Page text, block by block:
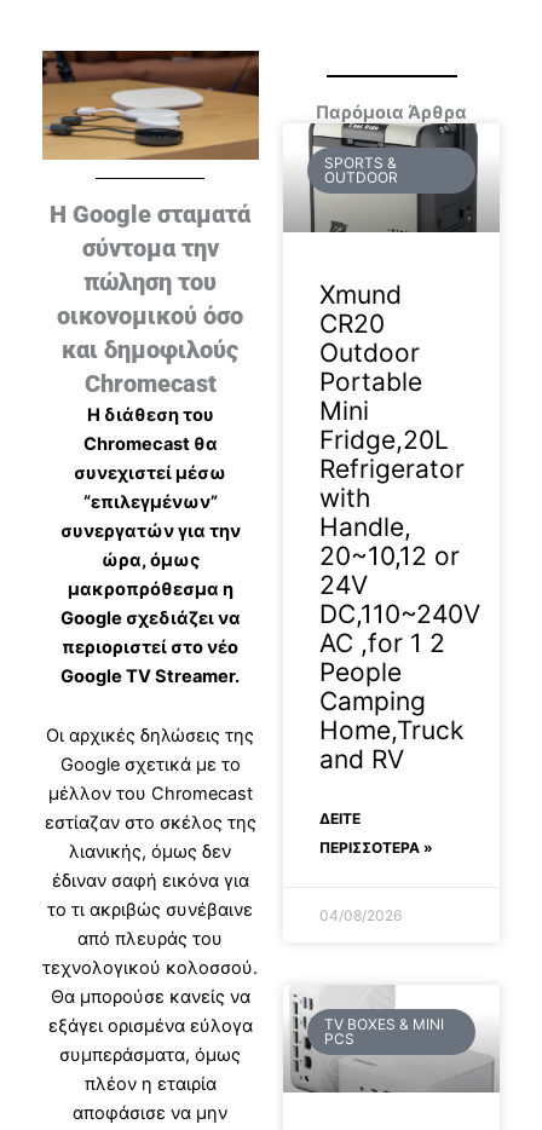
Η Google σταματά
σύντομα την
πώληση του
οικονομικού όσο
και δημοφιλούς
Chromecast
H διάθεση του
Chromecast θα
συνεχιστεί μέσω
“επιλεγμένων”
συνεργατών για την
ώρα, όμως
μακροπρόθεσμα η
Google σχεδιάζει να
περιοριστεί στο νέο
Google TV Streamer.
Οι αρχικές δηλώσεις της
Google σχετικά με το
μέλλον του Chromecast
εστίαζαν στο σκέλος της
λιανικής, όμως δεν
έδιναν σαφή εικόνα για
το τι ακριβώς συνέβαινε
από πλευράς του
τεχνολογικού κολοσσού.
Θα μπορούσε κανείς να
εξάγει ορισμένα εύλογα
συμπεράσματα, όμως
πλέον η εταιρία
αποφάσισε να μην
Παρόμοια Άρθρα
SPORTS &
OUTDOOR
Xmund
CR20
Outdoor
Portable
Mini
Fridge,20L
Refrigerator
with
Handle,
20~10,12 or
24V
DC,110~240V
AC ,for 1 2
People
Camping
Home,Truck
and RV
ΔΕΊΤΕ
ΠΕΡΙΣΣΟΤΕΡΑ »
04/08/2026
TV BOXES & MINI
PCS